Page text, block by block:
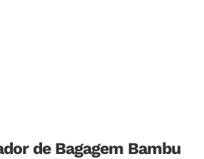
de Bagagem Bambu